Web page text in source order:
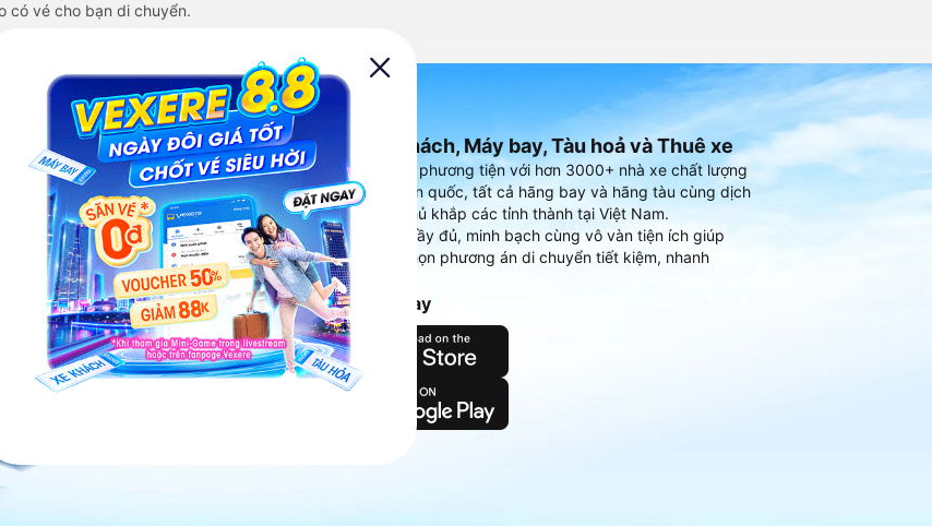
có vé cho bạn di chuyển.
Ứng dụng đặt vé Xe khách, Máy bay, Tàu hoả và Thuê xe
Vexere - ứng dụng đặt vé đa phương tiện với hơn 3000+ nhà xe chất lượng
cao, 5000+ tuyến đường toàn quốc, tất cả hãng bay và hãng tàu cùng dịch
vụ thuê xe máy, xe du lịch phủ khắp các tỉnh thành tại Việt Nam.
Ứng dụng hiển thị thông tin đầy đủ, minh bạch cùng vô vàn tiện ích giúp
người dùng so sánh và lựa chọn phương án di chuyển tiết kiệm, nhanh
chóng và phù hợp nhất.
Tải ứng dụng Vexere ngay